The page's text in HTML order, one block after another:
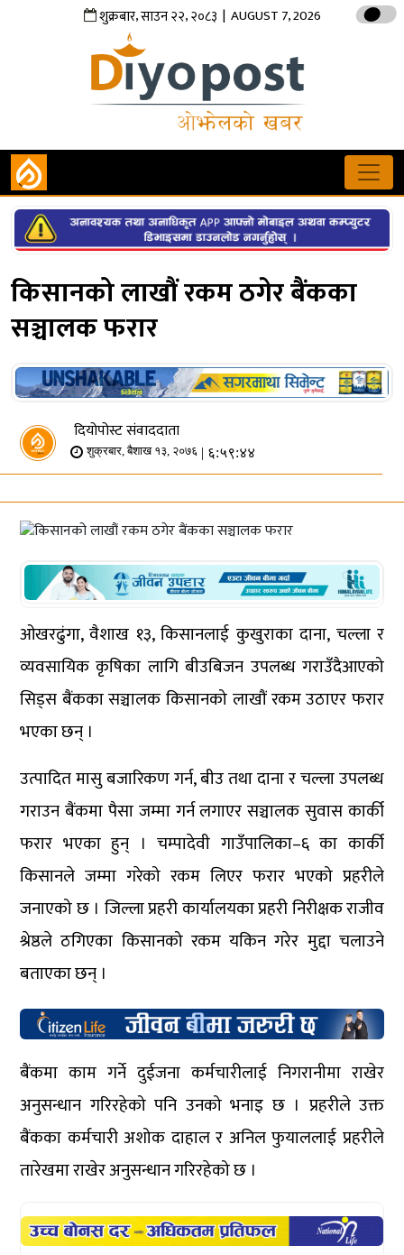
शुक्रबार,साउन२२,२०८३ | AUGUST 7, 2026
किसानको लाखौं रकम ठगेर बैंकका
सञ्चालक फरार
दियोपोस्ट संवाददाता
शुक्रबार, बैशाख १३, २०७६ | ६:५९:४४
ओखरढुंगा, वैशाख १३, किसानलाई कुखुराका दाना, चल्ला र
व्यवसायिक कृषिका लागि बीउबिजन उपलब्ध गराउँदैआएको
सिड्स बैंकका सञ्चालक किसानको लाखौं रकम उठाएर फरार
भएका छन् ।
उत्पादित मासु बजारिकण गर्न, बीउ तथा दाना र चल्ला उपलब्ध
गराउन बैंकमा पैसा जम्मा गर्न लगाएर सञ्चालक सुवास कार्की
फरार भएका हुन् । चम्पादेवी गाउँपालिका–६ का कार्की
किसानले जम्मा गरेको रकम लिएर फरार भएको प्रहरीले
जनाएको छ । जिल्ला प्रहरी कार्यालयका प्रहरी निरीक्षक राजीव
श्रेष्ठले ठगिएका किसानको रकम यकिन गरेर मुद्दा चलाउने
बताएका छन् ।
बैंकमा काम गर्ने दुईजना कर्मचारीलाई निगरानीमा राखेर
अनुसन्धान गरिरहेको पनि उनको भनाइ छ । प्रहरीले उक्त
बैंकका कर्मचारी अशोक दाहाल र अनिल फुयाललाई प्रहरीले
तारेखमा राखेर अनुसन्धान गरिरहेको छ ।